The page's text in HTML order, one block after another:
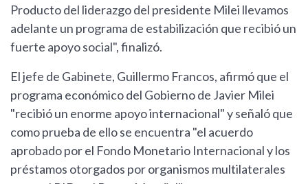
Producto del liderazgo del presidente Milei llevamos
adelante un programa de estabilización que recibió un
fuerte apoyo social", finalizó.
El jefe de Gabinete, Guillermo Francos, afirmó que el
programa económico del Gobierno de Javier Milei
"recibió un enorme apoyo internacional" y señaló que
como prueba de ello se encuentra "el acuerdo
aprobado por el Fondo Monetario Internacional y los
préstamos otorgados por organismos multilaterales